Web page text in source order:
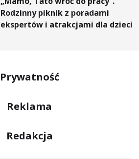
Rodzinny piknik z poradami
ekspertów i atrakcjami dla dzieci
Prywatność
Reklama
Redakcja